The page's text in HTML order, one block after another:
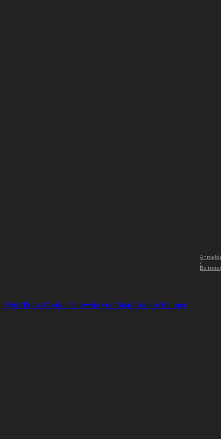
/
WordPress Cookie Hinweis von Real Cookie Banner